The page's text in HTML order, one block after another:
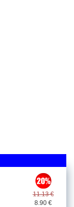
11.13 €
8.90 €